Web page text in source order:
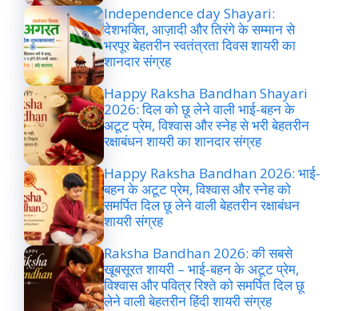
Independence day Shayari:
देशभक्ति, आज़ादी और तिरंगे के सम्मान से
भरपूर बेहतरीन स्वतंत्रता दिवस शायरी का
शानदार संग्रह
Happy Raksha Bandhan Shayari
2026: दिल को छू लेने वाली भाई-बहन के
अटूट प्रेम, विश्वास और स्नेह से भरी बेहतरीन
रक्षाबंधन शायरी का शानदार संग्रह
Happy Raksha Bandhan 2026: भाई-
बहन के अटूट प्रेम, विश्वास और स्नेह को
समर्पित दिल छू लेने वाली बेहतरीन रक्षाबंधन
शायरी संग्रह
Raksha Bandhan 2026: की सबसे
खूबसूरत शायरी – भाई-बहन के अटूट प्रेम,
विश्वास और पवित्र रिश्ते को समर्पित दिल छू
लेने वाली बेहतरीन हिंदी शायरी संग्रह